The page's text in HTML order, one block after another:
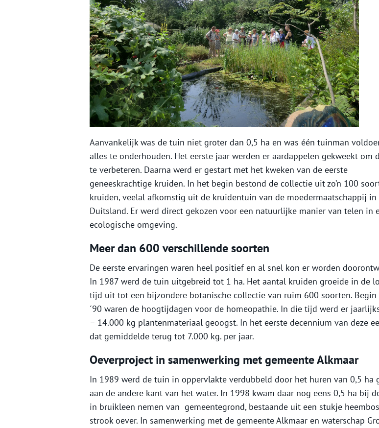
Aanvankelijk was de tuin niet groter dan 0,5 ha en was één tuinman
alles te onderhouden. Het eerste jaar werden er aardappelen gekweekt om
te verbeteren. Daarna werd er gestart met het kweken van de eerste
geneeskrachtige kruiden. In het begin bestond de collectie uit zo’n 100
kruiden, veelal afkomstig uit de kruidentuin van de moedermaatschappij in
Duitsland. Er werd direct gekozen voor een natuurlijke manier van telen in
ecologische omgeving.
Meer dan 600 verschillende soorten
De eerste ervaringen waren heel positief en al snel kon er worden
In 1987 werd de tuin uitgebreid tot 1 ha. Het aantal kruiden groeide in de
tijd uit tot een bijzondere botanische collectie van ruim 600 soorten. Begin
´90 waren de hoogtijdagen voor de homeopathie. In die tijd werd er
– 14.000 kg plantenmateriaal geoogst. In het eerste decennium van deze
dat gemiddelde terug tot 7.000 kg. per jaar.
Oeverproject in samenwerking met gemeente Alkmaar
In 1989 werd de tuin in oppervlakte verdubbeld door het huren van 0,5 ha
aan de andere kant van het water. In 1998 kwam daar nog eens 0,5 ha bij
in bruikleen nemen van gemeentegrond, bestaande uit een stukje
strook oever. In samenwerking met de gemeente Alkmaar en waterschap